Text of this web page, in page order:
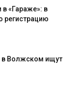
в «Гараже»: в
в Волжском ищут